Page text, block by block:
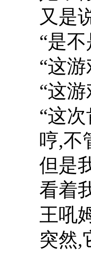
又是
“是
“这
“这
“这
哼,不
但是
看着
王吼
突然,